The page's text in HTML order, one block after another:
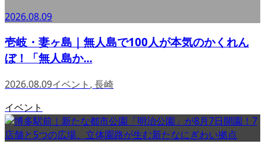
2026.08.09
壱岐・妻ヶ島｜無人島で100人が本気のかくれん
ぼ！「無人島か...
2026.08.09イベント , 長崎
イベント